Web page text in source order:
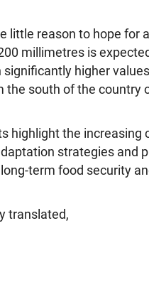
little reason to hope for
millimetres is
higher
south of the country
highlight the increasing
strategies and
term food security
translated,